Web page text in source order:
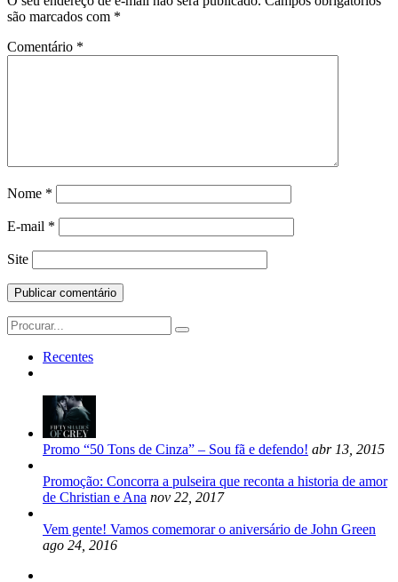
são marcados com *
Comentário *
Nome *
E-mail *
Site
Search
for:
Recentes
Promo “50 Tons de Cinza” – Sou fã e defendo! abr 13, 2015
Promoção: Concorra a pulseira que reconta a historia de amor
de Christian e Ana nov 22, 2017
Vem gente! Vamos comemorar o aniversário de John Green
ago 24, 2016